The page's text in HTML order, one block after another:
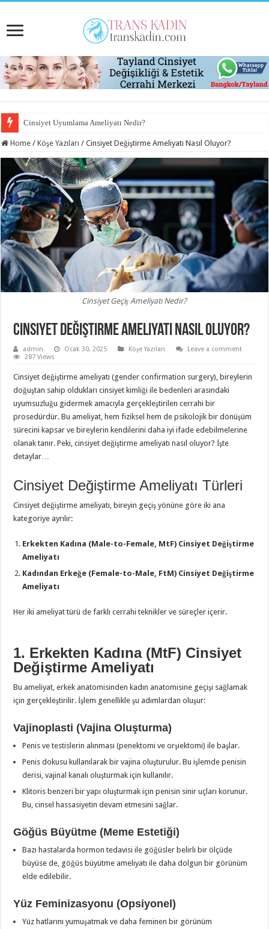
Cinsiyet Uyumlama Ameliyatı Nedir?
Home / Köşe Yazıları / Cinsiyet Değiştirme Ameliyatı Nasıl Oluyor?
Cinsiyet Geçiş Ameliyatı Nedir?
Cinsiyet Değiştirme Ameliyatı Nasıl Oluyor?
admin Ocak 30, 2025 Köşe Yazıları
Leave a comment
287 Views
Cinsiyet değiştirme ameliyatı (gender confirmation surgery), bireylerin
doğuştan sahip oldukları cinsiyet kimliği ile bedenleri arasındaki
uyumsuzluğu gidermek amacıyla gerçekleştirilen cerrahi bir
prosedürdür. Bu ameliyat, hem fiziksel hem de psikolojik bir dönüşüm
sürecini kapsar ve bireylerin kendilerini daha iyi ifade edebilmelerine
olanak tanır. Peki, cinsiyet değiştirme ameliyatı nasıl oluyor? İşte
detaylar…
Cinsiyet Değiştirme Ameliyatı Türleri
Cinsiyet değiştirme ameliyatı, bireyin geçiş yönüne göre iki ana
kategoriye ayrılır:
Erkekten Kadına (Male-to-Female, MtF) Cinsiyet Değiştirme
Ameliyatı
Kadından Erkeğe (Female-to-Male, FtM) Cinsiyet Değiştirme
Ameliyatı
Her iki ameliyat türü de farklı cerrahi teknikler ve süreçler içerir.
1. Erkekten Kadına (MtF) Cinsiyet
Değiştirme Ameliyatı
Bu ameliyat, erkek anatomisinden kadın anatomisine geçişi sağlamak
için gerçekleştirilir. İşlem genellikle şu adımlardan oluşur:
Vajinoplasti (Vajina Oluşturma)
Penis ve testislerin alınması (penektomi ve orşiektomi) ile başlar.
Penis dokusu kullanılarak bir vajina oluşturulur. Bu işlemde penisin
derisi, vajinal kanalı oluşturmak için kullanılır.
Klitoris benzeri bir yapı oluşturmak için penisin sinir uçları korunur.
Bu, cinsel hassasiyetin devam etmesini sağlar.
Göğüs Büyütme (Meme Estetiği)
Bazı hastalarda hormon tedavisi ile göğüsler belirli bir ölçüde
büyüse de, göğüs büyütme ameliyatı ile daha dolgun bir görünüm
elde edilebilir.
Yüz Feminizasyonu (Opsiyonel)
Yüz hatlarını yumuşatmak ve daha feminen bir görünüm